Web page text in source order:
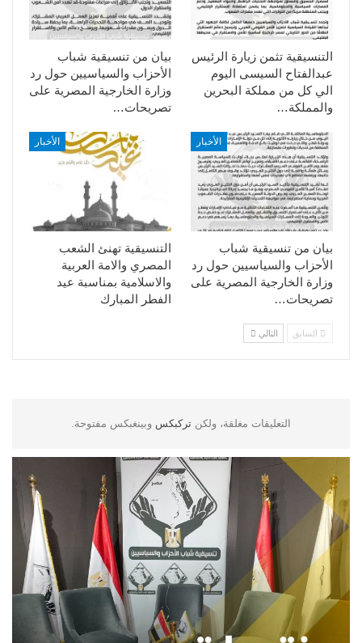
بيان من تنسيقية شباب
الأحزاب والسياسيين حول رد
وزارة الخارجية المصرية على
تصريحات…
التنسيقية تثمن زيارة الرئيس
عبدالفتاح السيسى اليوم
الي كل من مملكة البحرين
والمملكة…
الأخبار
التنسيقية تهنئ الشعب
المصري والامة العربية
والاسلامية بمناسبة عيد
الفطر المبارك
الأخبار
بيان من تنسيقية شباب
الأحزاب والسياسيين حول رد
وزارة الخارجية المصرية على
تصريحات…
السابق التالي
التعليقات مغلقة، ولكن تركبكس وبينغبكس مفتوحة.